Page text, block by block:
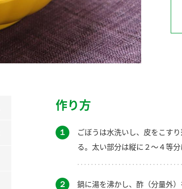
作り方
１
ごぼうは水洗いし、皮をこす
る。太い部分は縦に２～４等分
２ 鍋に湯を沸かし、酢（分量外）